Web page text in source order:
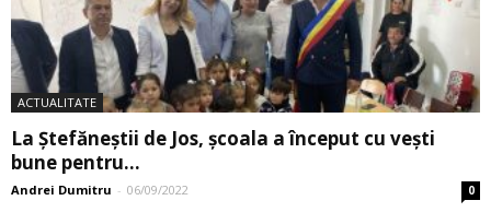
ACTUALITATE
La Ştefăneştii de Jos, şcoala a început cu veşti
bune pentru...
Andrei Dumitru - 06/09/2022 0